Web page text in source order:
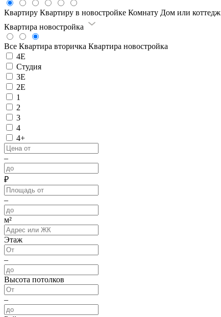
Квартиру Квартиру в новостройке Комнату Дом или коттедж
Квартира новостройка
Все Квартира вторичка Квартира новостройка
4Е
Студия
3Е
2Е
1
2
3
4
4+
–
₽
–
м²
Этаж
–
Высота потолков
–